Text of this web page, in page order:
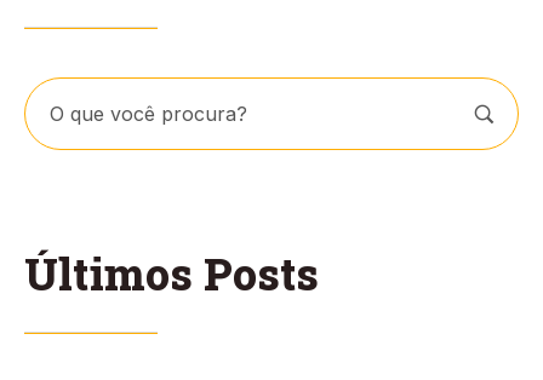
Últimos Posts